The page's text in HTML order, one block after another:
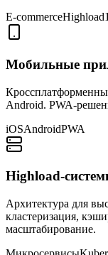
E-commerceHighload
Мобильные
Android. PWA-
iOSAndroidPWA
Highload-
Архитектура для
кластеризация,
масштабирование.